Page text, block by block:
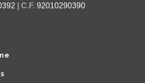
| C.F. 92010290390